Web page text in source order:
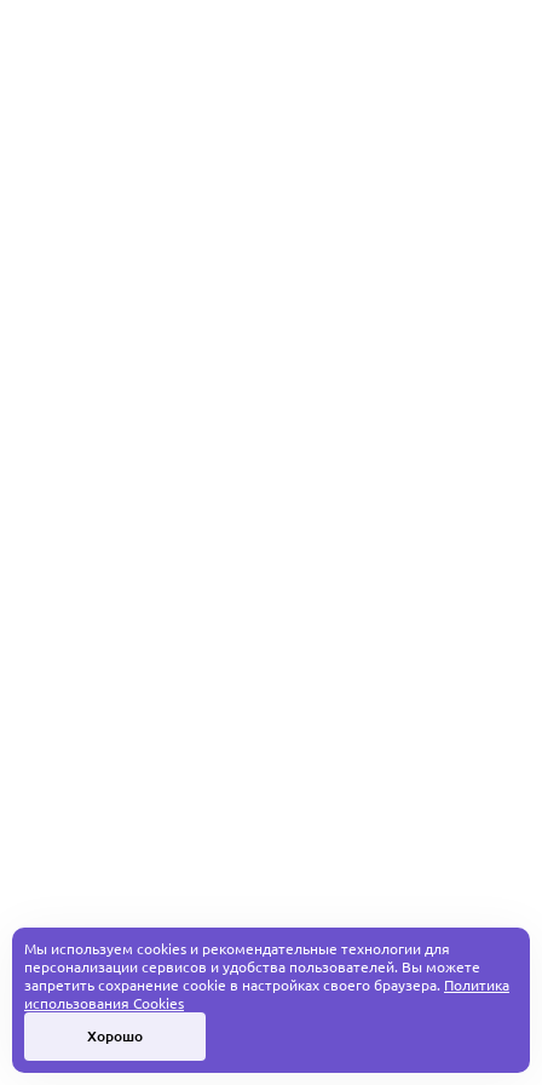
Мы используем cookies и рекомендательные технологии для
персонализации сервисов и удобства пользователей. Вы можете
запретить сохранение cookie в настройках своего браузера. Политика
использования Cookies
Хорошо